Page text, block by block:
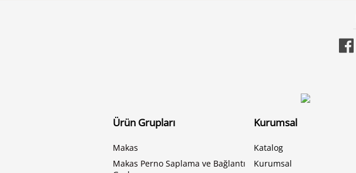
Ürün Grupları
Makas
Makas Perno Saplama ve Bağlantı
Kurumsal
Katalog
Kurumsal